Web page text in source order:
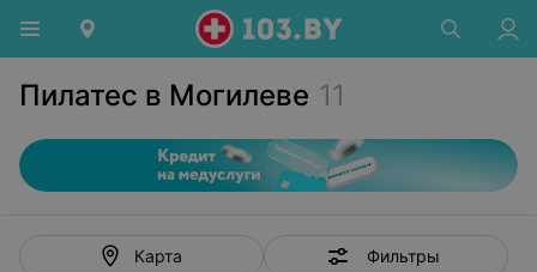
Пилатес в Могилеве 11
Карта Фильтры